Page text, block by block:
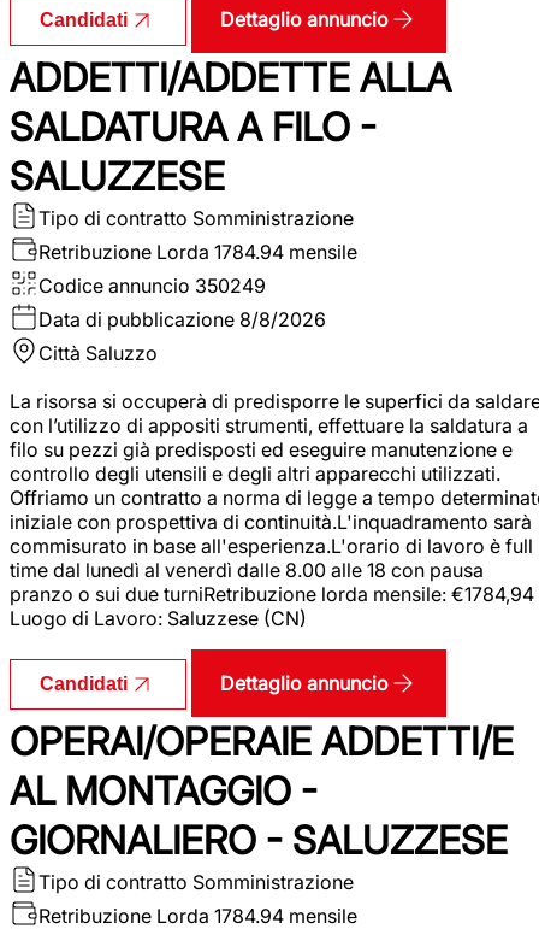
Candidati Dettaglio annuncio
ADDETTI/ADDETTE ALLA
SALDATURA A FILO -
SALUZZESE
Tipo di contratto Somministrazione
Retribuzione Lorda 1784.94 mensile
Codice annuncio 350249
Data di pubblicazione 8/8/2026
Città Saluzzo
La risorsa si occuperà di predisporre le superfici da
con l’utilizzo di appositi strumenti, effettuare la saldatura a
filo su pezzi già predisposti ed eseguire manutenzione e
controllo degli utensili e degli altri apparecchi utilizzati.
Offriamo un contratto a norma di legge a tempo
iniziale con prospettiva di continuità.L'inquadramento sarà
commisurato in base all'esperienza.L'orario di lavoro è full
time dal lunedì al venerdì dalle 8.00 alle 18 con pausa
pranzo o sui due turniRetribuzione lorda mensile: €1784,94
Luogo di Lavoro: Saluzzese (CN)
Candidati Dettaglio annuncio
OPERAI/OPERAIE ADDETTI/E
AL MONTAGGIO -
GIORNALIERO - SALUZZESE
Tipo di contratto Somministrazione
Retribuzione Lorda 1784.94 mensile